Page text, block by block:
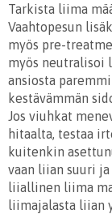
Tarkista liima
Vaahtopesun
myös pre-
myös neutralisoi
ansiosta
kestävämmän
Jos viuhkat
hitaalta, testaa
kuitenkin
vaan liian suuri
liiallinen liima
liimajalasta liian